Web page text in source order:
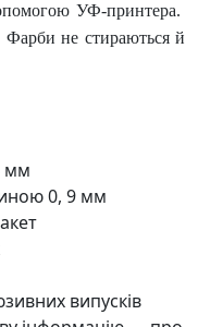
УФ-принтера.
Фарби не стираються й
мм
0, 9 мм
випусків